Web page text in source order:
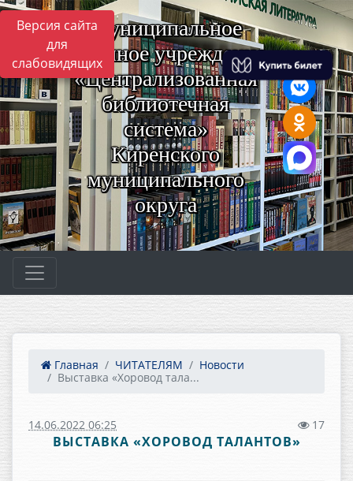
Версия сайта
для
слабовидящих
Муниципальное
казённое учреждение
«Централизованная
библиотечная
система»
Киренского
муниципального
округа
Главная ЧИТАТЕЛЯМ
Новости
Выставка «Хоровод тала...
14.06.2022 06:25 17
ВЫСТАВКА «ХОРОВОД ТАЛАНТОВ»